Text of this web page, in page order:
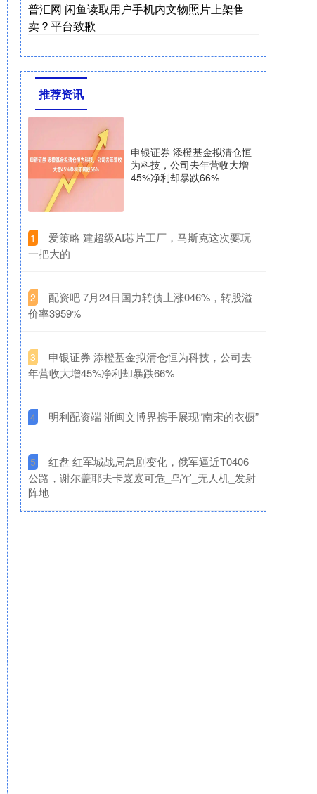
普汇网 闲鱼读取用户手机内文物照片上架售
卖？平台致歉
推荐资讯
申银证券 添橙基金拟清仓恒
为科技，公司去年营收大增
45%净利却暴跌66%
1
​爱策略 建超级AI芯片工厂，马斯克这次要玩
一把大的
2
​配资吧 7月24日国力转债上涨046%，转股溢
价率3959%
3
​申银证券 添橙基金拟清仓恒为科技，公司去
年营收大增45%净利却暴跌66%
4 ​明利配资端 浙闽文博界携手展现“南宋的衣橱”
5
​红盘 红军城战局急剧变化，俄军逼近T0406
公路，谢尔盖耶夫卡岌岌可危_乌军_无人机_发射
阵地